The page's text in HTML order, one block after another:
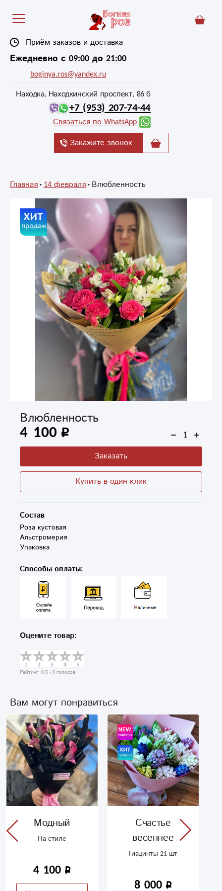
Приём заказов и доставка
Ежедневно с 09:00 до 21:00
boginya.ros@yandex.ru
Находка, Находкинский проспект, 86 б
+7 (953) 207-74-44
Связаться по WhatsApp
Закажите звонок
Главная 14 февраля Влюбленность
Влюбленность
4 100
Заказать
Купить в один клик
Состав
Роза кустовая
Альстромерия
Упаковка
Способы оплаты:
Оцените товар:
Рейтинг: 0/5 - 0 голосов
Вам могут понравиться
Модный
На стиле
4 100
Счастье
весеннее
Гиацинты 21 шт
8 000